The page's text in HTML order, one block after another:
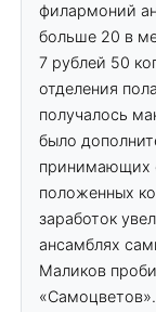
филармоний
больше 20 в
7 рублей 50
отделения
получалось
было
принимающих
положенных
заработок
ансамблях
Маликов